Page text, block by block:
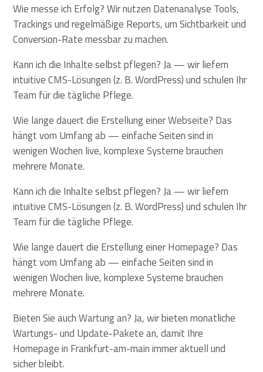
Wie messe ich Erfolg? Wir nutzen Datenanalyse Tools,
Trackings und regelmäßige Reports, um Sichtbarkeit und
Conversion-Rate messbar zu machen.
Kann ich die Inhalte selbst pflegen? Ja — wir liefern
intuitive CMS-Lösungen (z. B. WordPress) und schulen Ihr
Team für die tägliche Pflege.
Wie lange dauert die Erstellung einer Webseite? Das
hängt vom Umfang ab — einfache Seiten sind in
wenigen Wochen live, komplexe Systeme brauchen
mehrere Monate.
Kann ich die Inhalte selbst pflegen? Ja — wir liefern
intuitive CMS-Lösungen (z. B. WordPress) und schulen Ihr
Team für die tägliche Pflege.
Wie lange dauert die Erstellung einer Homepage? Das
hängt vom Umfang ab — einfache Seiten sind in
wenigen Wochen live, komplexe Systeme brauchen
mehrere Monate.
Bieten Sie auch Wartung an? Ja, wir bieten monatliche
Wartungs- und Update-Pakete an, damit Ihre
Homepage in Frankfurt-am-main immer aktuell und
sicher bleibt.